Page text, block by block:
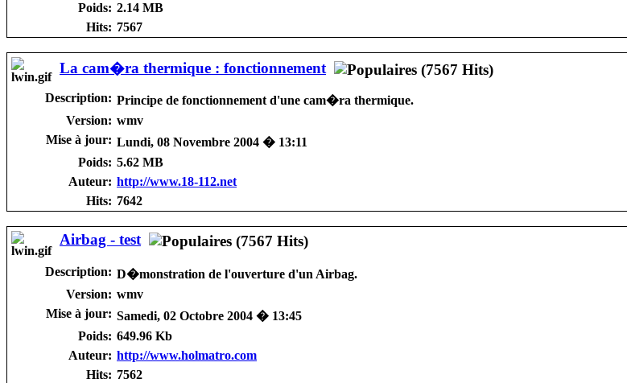
Poids: 2.14 MB
Hits: 7567
La cam�ra thermique : fonctionnement
Description: Principe de fonctionnement d'une cam�ra thermique.
Version: wmv
Mise à jour: Lundi, 08 Novembre 2004 � 13:11
Poids: 5.62 MB
Auteur: http://www.18-112.net
Hits: 7642
Airbag - test
Description: D�monstration de l'ouverture d'un Airbag.
Version: wmv
Mise à jour: Samedi, 02 Octobre 2004 � 13:45
Poids: 649.96 Kb
Auteur: http://www.holmatro.com
Hits: 7562